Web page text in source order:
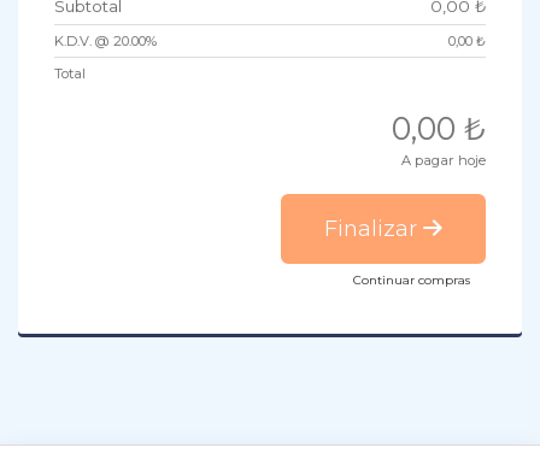
Subtotal 0,00 ₺
K.D.V. @ 20.00%
0,00 ₺
Total
0,00 ₺
A pagar hoje
Finalizar
Continuar compras